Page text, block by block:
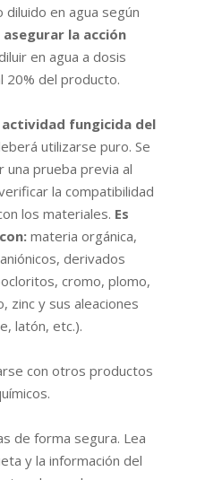
en agua según
asegurar la acción
en agua a dosis
20% del producto.
actividad fungicida del
utilizarse puro. Se
una prueba previa al
la compatibilidad
los materiales. Es
materia orgánica,
derivados
cromo, plomo,
zinc y sus aleaciones
latón, etc.).
con otros productos
de forma segura. Lea
y la información del